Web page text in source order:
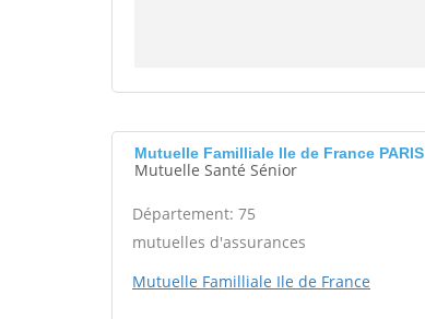
Mutuelle Familliale Ile de France PARIS
Mutuelle Santé Sénior
Département: 75
mutuelles d'assurances
Mutuelle Familliale Ile de France